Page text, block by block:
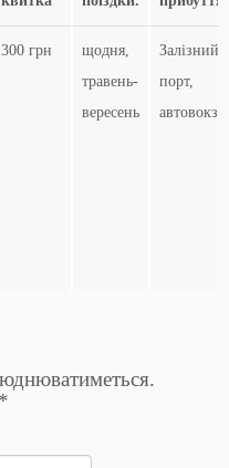
300 грн
щодня,
травень-
вересень
Залізний
порт,
*